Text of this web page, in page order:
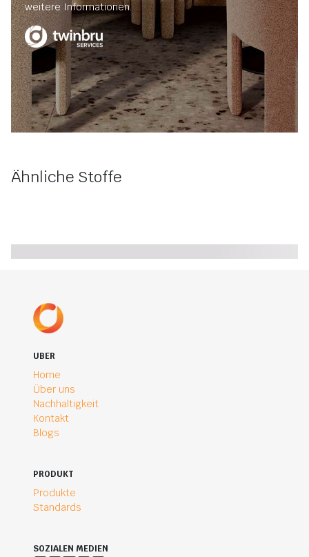
weitere Informationen.
Ähnliche Stoffe
UBER
Home
Über uns
Nachhaltigkeit
Kontakt
Blogs
PRODUKT
Produkte
Standards
SOZIALEN MEDIEN